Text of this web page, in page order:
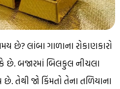
છે? લાંબા ગાળાના રોકાણકારો
છે. બજારમાં બિલકુલ નીચલા
તેથી જો કિંમતો તેના તળિયાના